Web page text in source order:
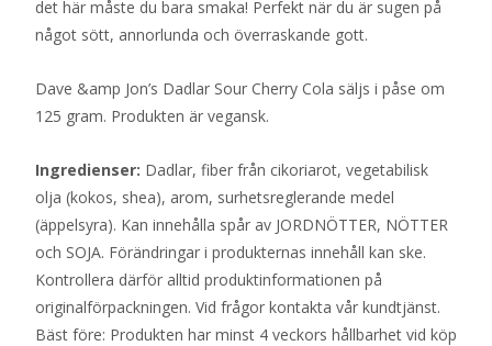
det här måste du bara smaka! Perfekt när du är sugen på
något sött, annorlunda och överraskande gott.
Dave &amp Jon’s Dadlar Sour Cherry Cola säljs i påse om
125 gram. Produkten är vegansk.
Ingredienser: Dadlar, fiber från cikoriarot, vegetabilisk
olja (kokos, shea), arom, surhetsreglerande medel
(äppelsyra). Kan innehålla spår av JORDNÖTTER, NÖTTER
och SOJA. Förändringar i produkternas innehåll kan ske.
Kontrollera därför alltid produktinformationen på
originalförpackningen. Vid frågor kontakta vår kundtjänst.
Bäst före: Produkten har minst 4 veckors hållbarhet vid köp